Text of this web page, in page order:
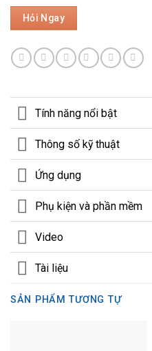
Tính năng nổi bật
Thông số kỹ thuật
Ứng dụng
Phụ kiện và phần mềm
Video
Tài liệu
SẢN PHẨM TƯƠNG TỰ